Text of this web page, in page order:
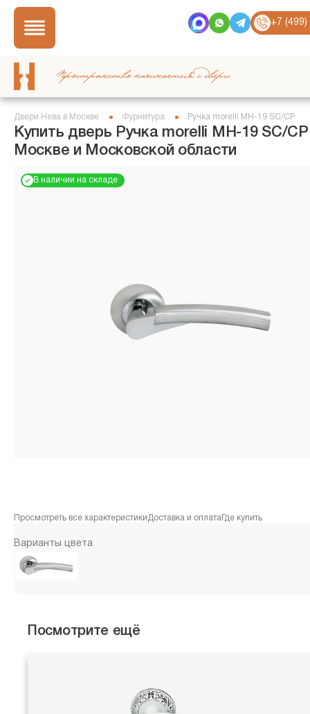
+7
Пространство начинается с двери
Двери Нева в Москве Фурнитура Ручка morelli MH-19 SC/CP
Купить дверь Ручка morelli MH-19 SC/
Москве и Московской области
В наличии на складе
Просмотреть все характеристики Доставка и оплата Где купить
Варианты цвета
Посмотрите ещё